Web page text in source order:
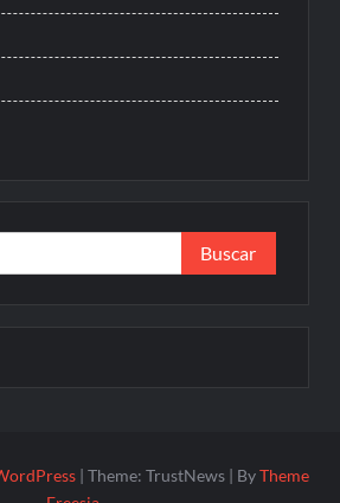
Buscar:
| Theme: TrustNews | ByTheme